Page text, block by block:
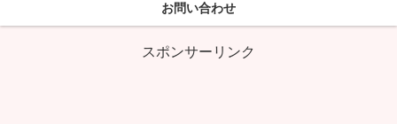
お問い合わせ
スポンサーリンク